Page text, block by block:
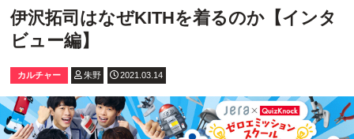
伊沢拓司はなぜKITHを着るのか【インタ
ビュー編】
カルチャー 朱野 2021.03.14